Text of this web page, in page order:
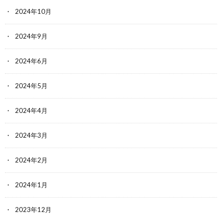
2024年10月
2024年9月
2024年6月
2024年5月
2024年4月
2024年3月
2024年2月
2024年1月
2023年12月